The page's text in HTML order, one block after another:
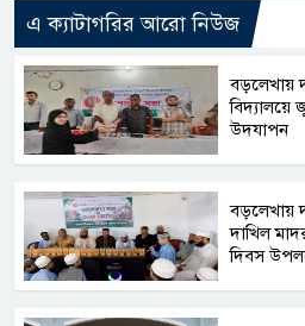
এ ক্যাটাগরির আরো নিউজ
বড়লেখায়
বিদ্যালয়ে
উদযাপন
বড়লেখায়
দাখিল
দিবস